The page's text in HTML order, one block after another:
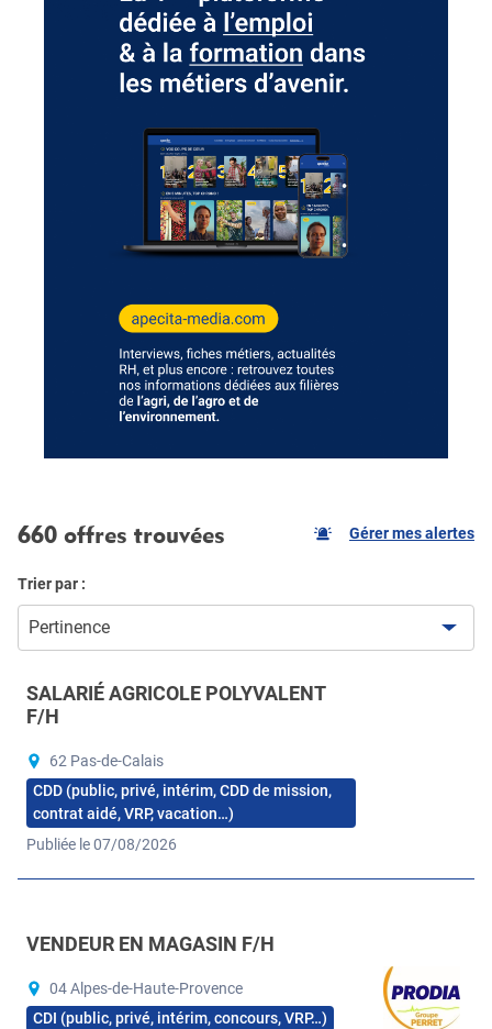
660 offres trouvées Gérer mes alertes
Trier par :
Pertinence
SALARIÉ AGRICOLE POLYVALENT
F/H
62 Pas-de-Calais
CDD (public, privé, intérim, CDD de mission,
contrat aidé, VRP, vacation…)
Publiée le 07/08/2026
VENDEUR EN MAGASIN F/H
04 Alpes-de-Haute-Provence
CDI (public, privé, intérim, concours, VRP…)